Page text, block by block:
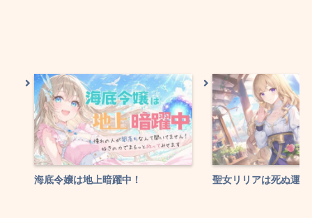
海底令嬢は地上暗躍中！ 聖女リリアは死ぬ運